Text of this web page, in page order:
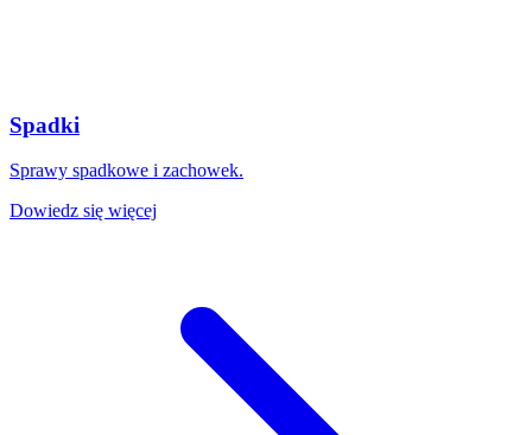
Spadki
Sprawy spadkowe i zachowek.
Dowiedz się więcej